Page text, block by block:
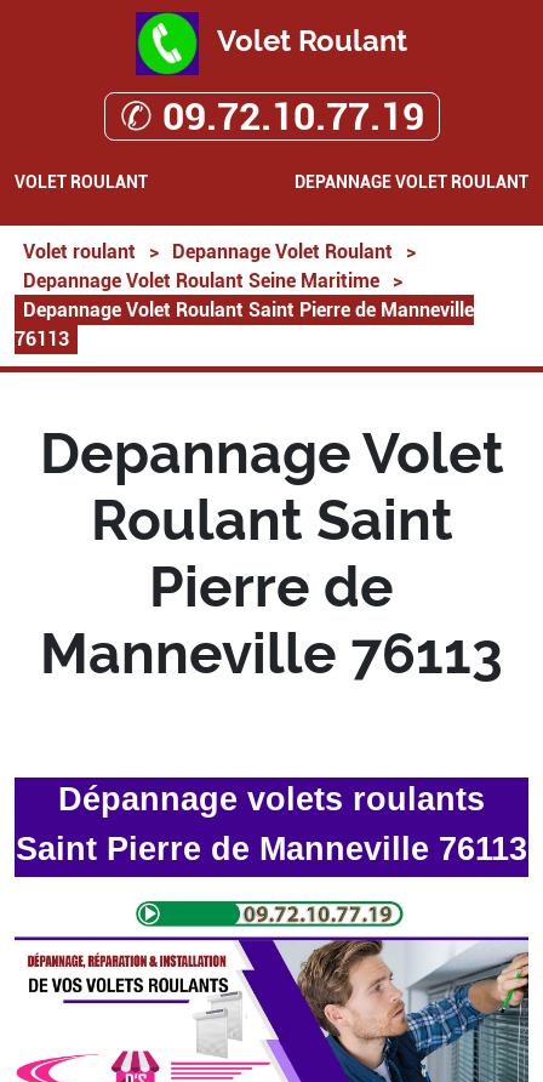
Volet Roulant
✆ 09.72.10.77.19
VOLET ROULANT DEPANNAGE VOLET ROULANT
Volet roulant > Depannage Volet Roulant
>
Depannage Volet Roulant Seine Maritime
>
Depannage Volet Roulant Saint Pierre de Manneville
76113
Depannage Volet
Roulant Saint
Pierre de
Manneville 76113
Dépannage volets roulants
Saint Pierre de Manneville 76113